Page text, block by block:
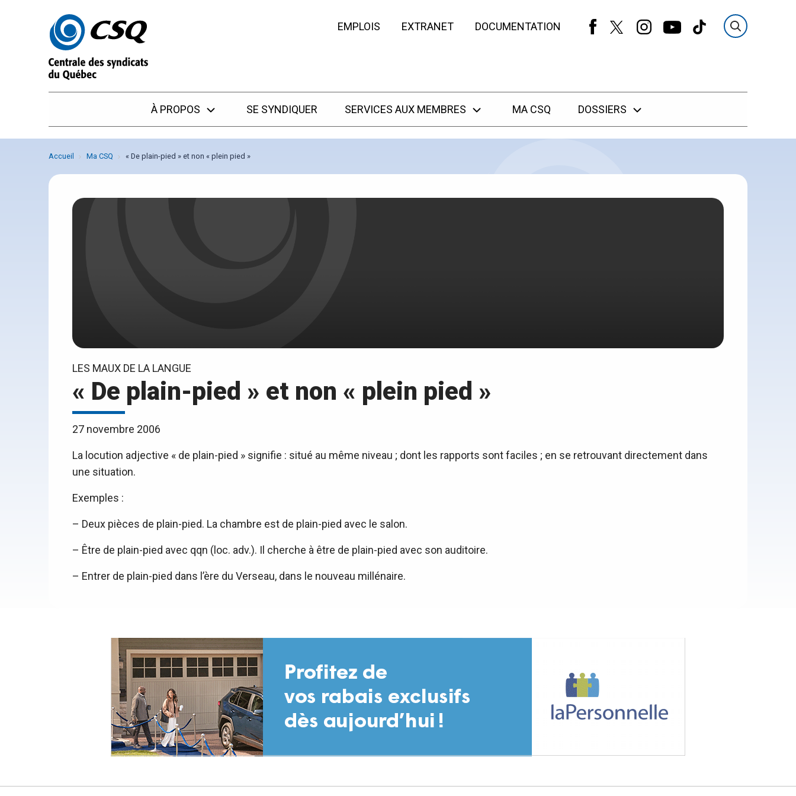
EMPLOIS EXTRANET DOCUMENTATION
À PROPOS SE SYNDIQUER SERVICES AUX MEMBRES MA CSQ DOSSIERS
Accueil Ma CSQ « De plain-pied » et non « plein pied »
LES MAUX DE LA LANGUE
« De plain-pied » et non « plein pied »
27 novembre 2006
La locution adjective « de plain-pied » signifie : situé au même niveau ; dont les rapports sont faciles ; en se retrouvant directement dans
une situation.
Exemples :
– Deux pièces de plain-pied. La chambre est de plain-pied avec le salon.
– Être de plain-pied avec qqn (loc. adv.). Il cherche à être de plain-pied avec son auditoire.
– Entrer de plain-pied dans l’ère du Verseau, dans le nouveau millénaire.